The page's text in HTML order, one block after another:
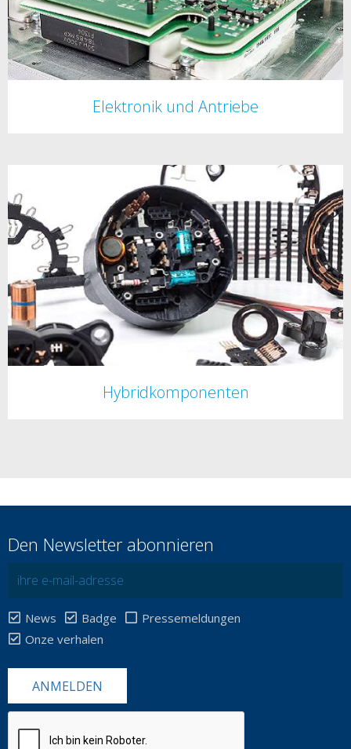
Elektronik und Antriebe
Hybridkomponenten
Den Newsletter abonnieren
News Badge
Pressemeldungen
Onze verhalen
ANMELDEN